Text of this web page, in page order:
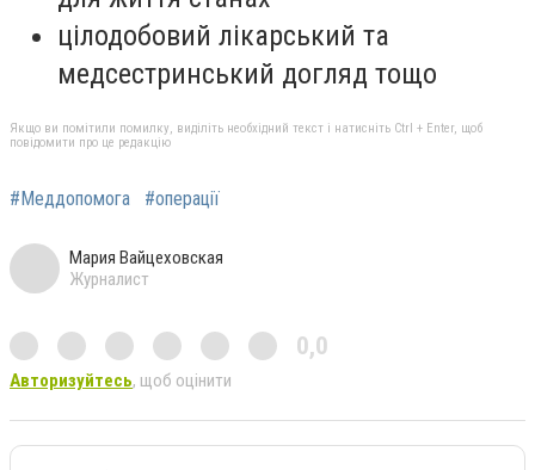
цілодобовий лікарський та
медсестринський догляд тощо
Якщо ви помітили помилку, виділіть необхідний текст і натисніть Ctrl + Enter, щоб
повідомити про це редакцію
#Меддопомога #операції
Мария Вайцеховская
Журналист
0,0
Авторизуйтесь, щоб оцінити